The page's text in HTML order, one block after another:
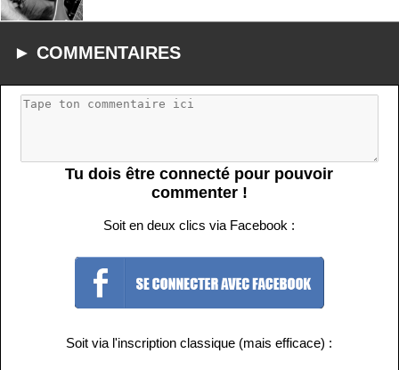
► COMMENTAIRES
Tu dois être connecté pour pouvoir
commenter !
Soit en deux clics via Facebook :
Soit via l'inscription classique (mais efficace) :